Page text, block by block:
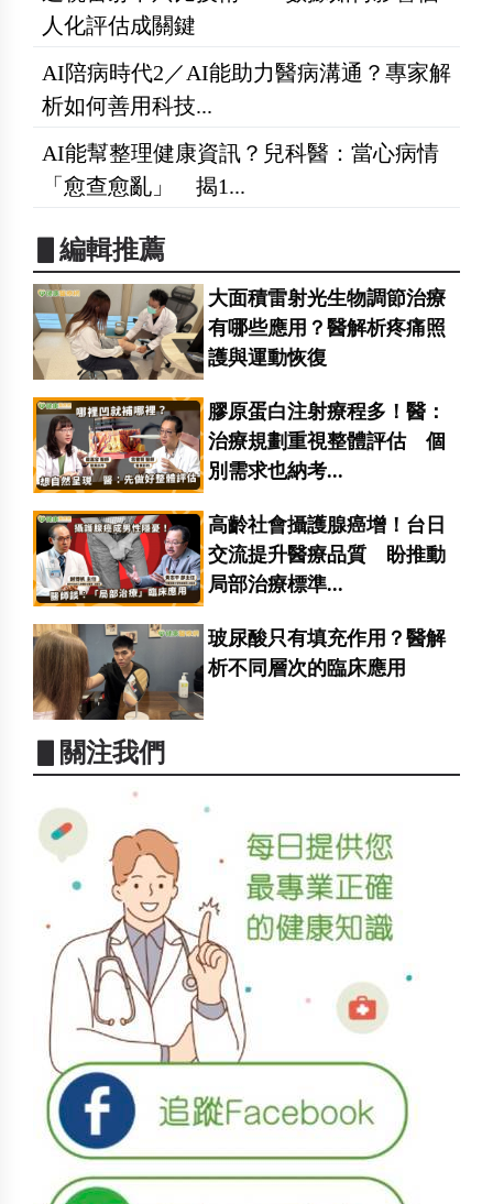
人化評估成關鍵
AI陪病時代2／AI能助力醫病溝通？專家解
析如何善用科技...
AI能幫整理健康資訊？兒科醫：當心病情
「愈查愈亂」 揭1...
▋編輯推薦
大面積雷射光生物調節治療
有哪些應用？醫解析疼痛照
護與運動恢復
膠原蛋白注射療程多！醫：
治療規劃重視整體評估 個
別需求也納考...
高齡社會攝護腺癌增！台日
交流提升醫療品質 盼推動
局部治療標準...
玻尿酸只有填充作用？醫解
析不同層次的臨床應用
▋關注我們